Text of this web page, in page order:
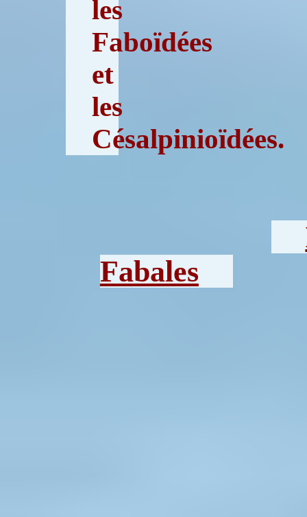
les
Faboïdées
et
les
Césalpinioïdées.
Fabales